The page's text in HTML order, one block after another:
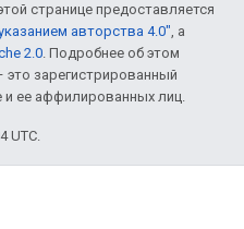
странице предоставляется
авторства 4.0", а
2.0. Подробнее об этом
это зарегистрированный
и ее аффилированных лиц.
UTC.